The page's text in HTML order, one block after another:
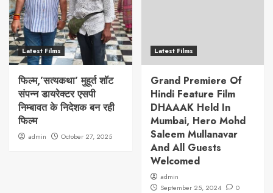
Latest Films
फिल्म,’सत्यकथा’ मुहूर्त शॉट
संपन्न डायरेक्टर एसपी
निम्बावत के निदेशक बन रही
फिल्म
admin October 27, 2025
Latest Films
Grand Premiere Of
Hindi Feature Film
DHAAAK Held In
Mumbai, Hero Mohd
Saleem Mullanavar
And All Guests
Welcomed
admin
September 25, 2024
0